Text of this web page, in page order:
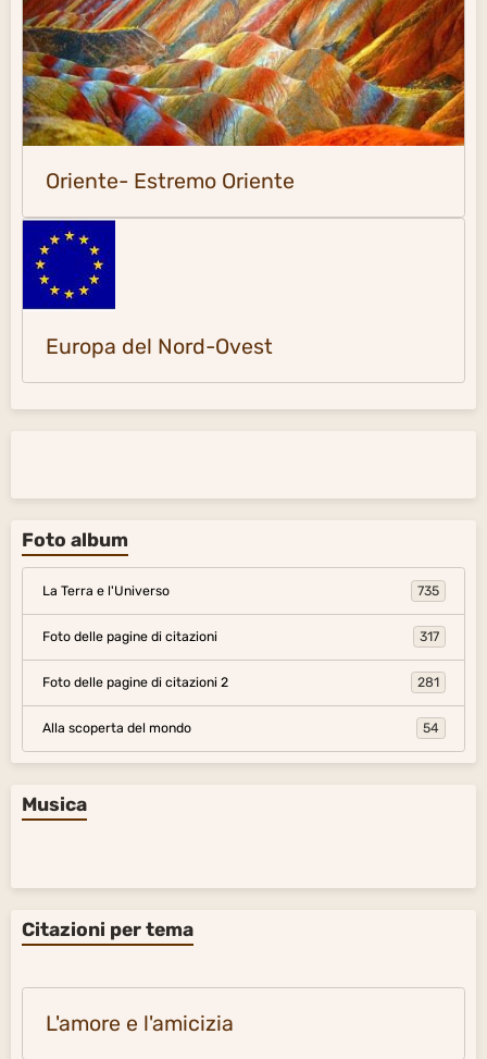
Oriente- Estremo Oriente
Europa del Nord-Ovest
Foto album
La Terra e l'Universo 735
Foto delle pagine di citazioni 317
Foto delle pagine di citazioni 2 281
Alla scoperta del mondo 54
Musica
Citazioni per tema
L'amore e l'amicizia